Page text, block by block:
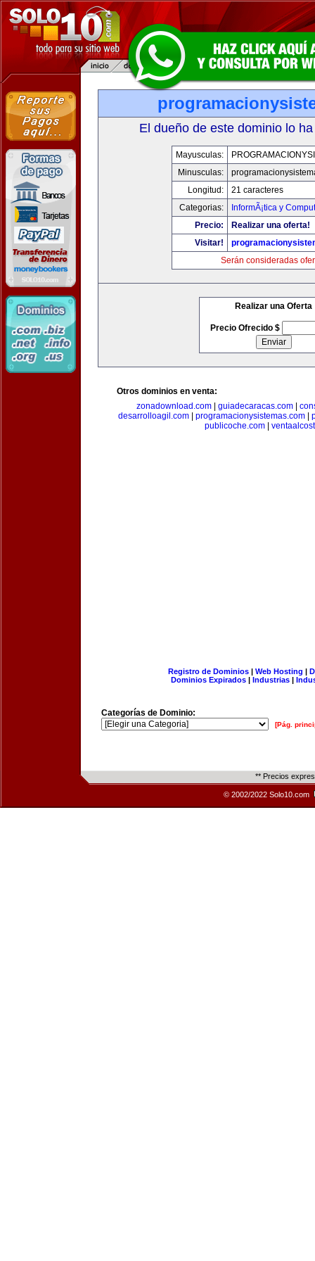
El dueño de este dominio lo
Mayusculas:
Minusculas:
Longitud:
21 caracteres
Categorias:
InformÃ¡tica y
Precio:
Realizar una oferta!
Visitar!
Serán consideradas
Realizar una Oferta
Precio Ofrecido $
Otros dominios en venta:
zonadownload.com
guiadecaracas.com
desarrolloagil.com
programacionysistemas.com
publicoche.com
Registro de Dominios| Web Hosting |
Dominios Expirados | Industrias |
Categorías de Dominio:
[Pág.
** Precios
© 2002/2022 Solo10.com